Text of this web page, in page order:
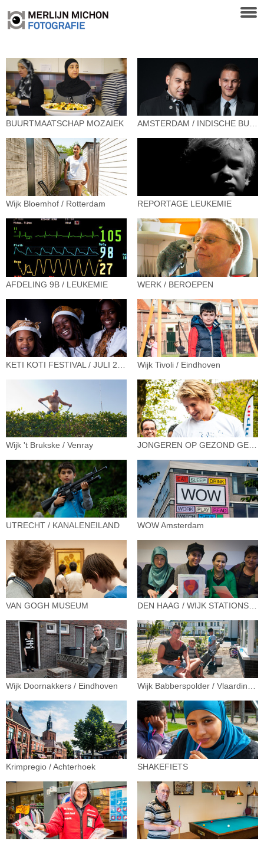
BUURTMAATSCHAP MOZAIEK
Wijk Bloemhof / Rotterdam REPORTAGE LEUKEMIE
AFDELING 9B / LEUKEMIE WERK / BEROEPEN
Wijk Tivoli / Eindhoven
Wijk 't Brukske / Venray JONGEREN OP GEZOND GEWICHT
UTRECHT / KANALENEILAND WOW Amsterdam
VAN GOGH MUSEUM DEN HAAG / WIJK STATIONSBUURT
Wijk Doornakkers / Eindhoven Wijk Babberspolder / Vlaardingen
Krimpregio / Achterhoek SHAKEFIETS